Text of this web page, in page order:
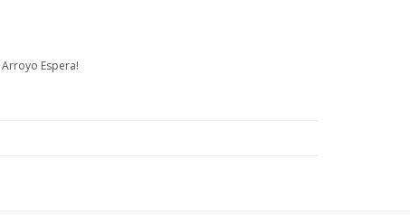
Espera!